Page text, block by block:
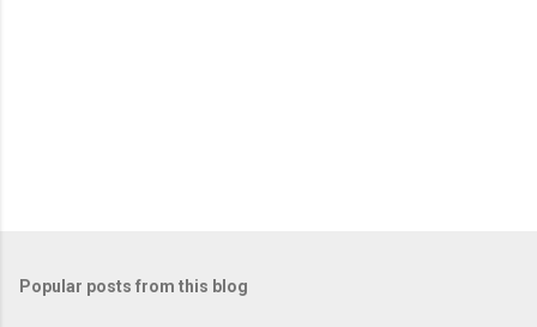
Popular posts from this blog